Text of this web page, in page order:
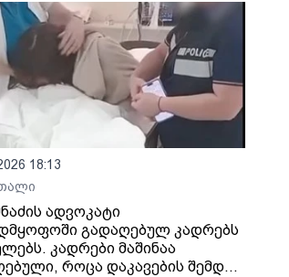
18:13
ადვოკატი
გადაღებულ კადრებს
კადრები მაშინაა
როცა დაკავების შემდეგ